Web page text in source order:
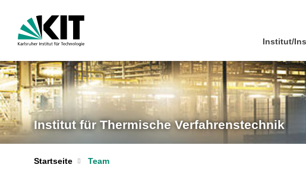
Institut/
Institut für Thermische Verfahrenstechnik
Startseite Team